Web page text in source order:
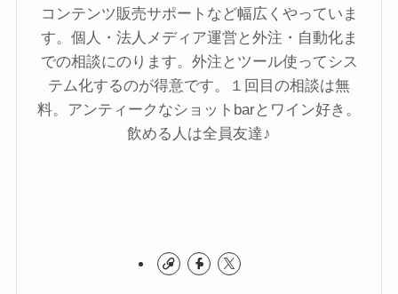
コンテンツ販売サポートなど幅広くやっていま
す。個人・法人メディア運営と外注・自動化ま
での相談にのります。外注とツール使ってシス
テム化するのが得意です。１回目の相談は無
料。アンティークなショットbarとワイン好き。
飲める人は全員友達♪